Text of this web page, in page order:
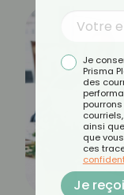
Je
Prisma
des
ainsi
que
ces
Je